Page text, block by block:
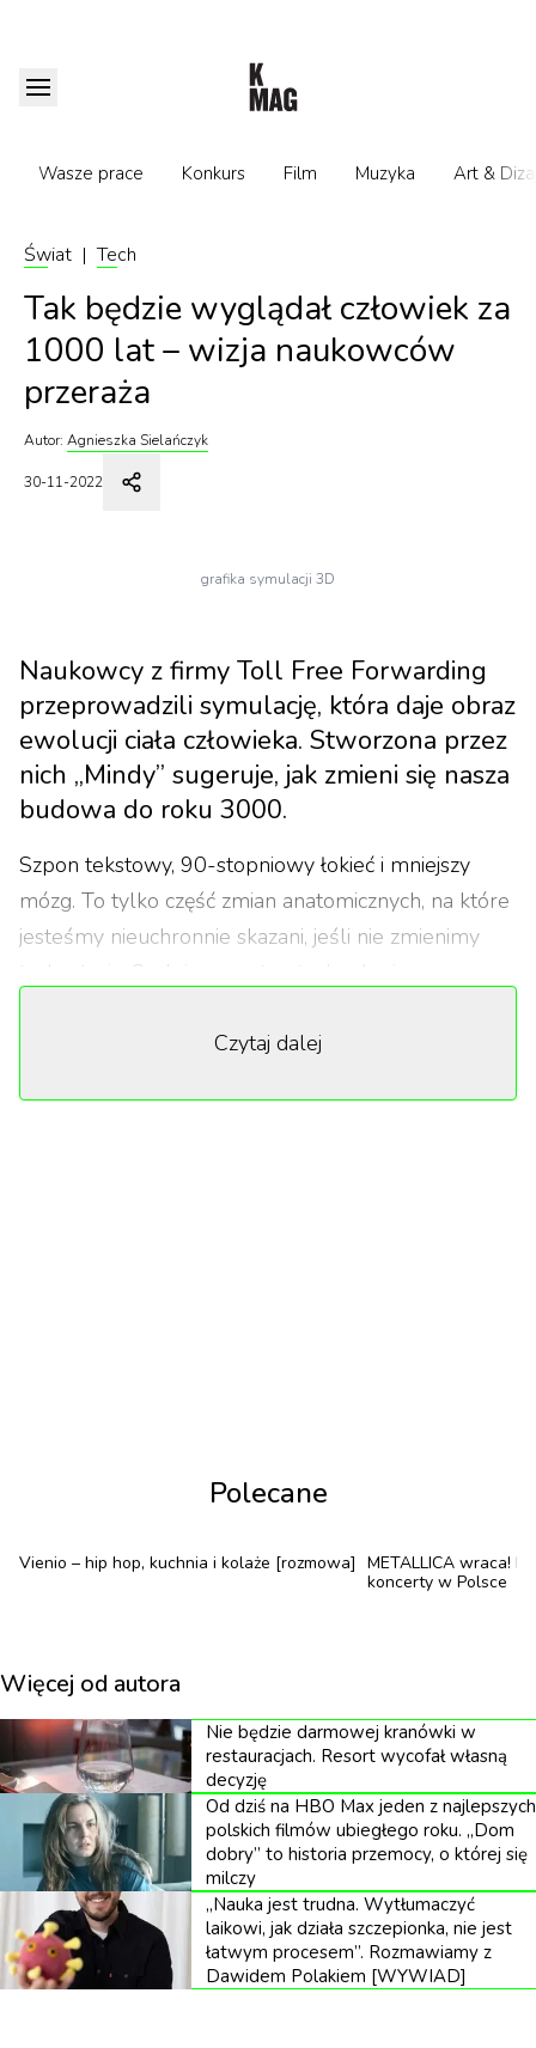
Wasze prace Konkurs Film Muzyka Art &
Świat | Tech
Tak będzie wyglądał człowiek za
1000 lat – wizja naukowców
przeraża
Autor: Agnieszka Sielańczyk
30-11-2022
grafika symulacji 3D
Naukowcy z firmy Toll Free Forwarding
przeprowadzili symulację, która daje obraz
ewolucji ciała człowieka. Stworzona przez
nich „Mindy” sugeruje, jak zmieni się nasza
budowa do roku 3000.
Szpon tekstowy, 90-stopniowy łokieć i mniejszy
mózg. To tylko część zmian anatomicznych, na które
jesteśmy nieuchronnie skazani, jeśli nie zmienimy
trybu życia. Szalejący postęp technologiczny
nawyków, które mogłyby zatrzymać niekorzystne
Chociaż nasza wiedza technologiczna znakomicie
uczenia się nowych umiejętności, istnieje coraz więcej
ona mieć na nasze ciała. Aby w pełni zdać sobie
sprawę z konsekwencji jakie codzienna technologia
przyniesie w przyszłości, Toll Free Forwarding,
międzynarodowy dostawca usług
telekomunikacyjnych z siedzibą w Los Angeles w
Kalifornii, pozyskał badania naukowe oraz opinie
ekspertów i stworzył Mindy – człowieka z roku
3000.
Czytaj dalej
Polecane
Vienio – hip hop, kuchnia i kolaże [rozmowa] METALLICA wraca!
koncerty w Polsce
Więcej od autora
Nie będzie darmowej kranówki w
restauracjach. Resort wycofał własną
decyzję
Od dziś na HBO Max jeden z najlepszych
polskich filmów ubiegłego roku. „Dom
dobry” to historia przemocy, o której się
milczy
„Nauka jest trudna. Wytłumaczyć
laikowi, jak działa szczepionka, nie jest
łatwym procesem”. Rozmawiamy z
Dawidem Polakiem [WYWIAD]